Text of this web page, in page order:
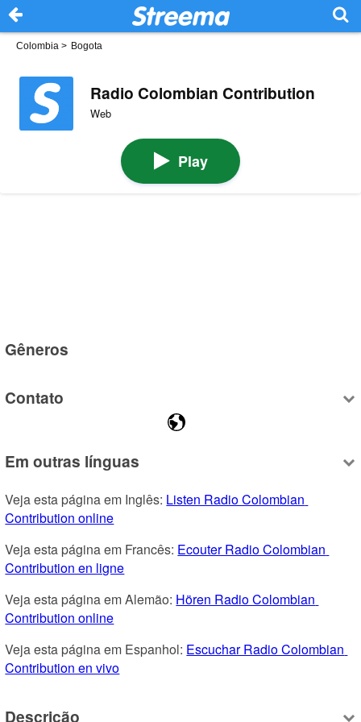
Colombia > Bogota
Radio Colombian Contribution
Web
Play
Gêneros
Contato
Em outras línguas
Veja esta página em Inglês: Listen Radio Colombian
Contribution online
Veja esta página em Francês: Ecouter Radio Colombian
Contribution en ligne
Veja esta página em Alemão: Hören Radio Colombian
Contribution online
Veja esta página em Espanhol: Escuchar Radio Colombian
Contribution en vivo
Descrição